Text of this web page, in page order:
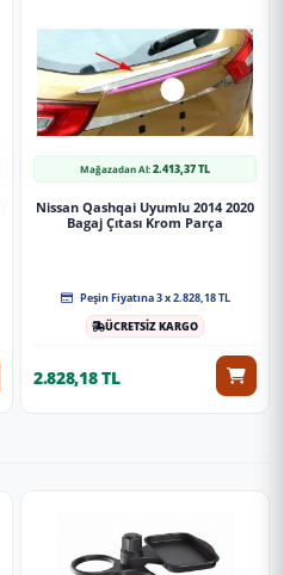
Mağazadan Al:2.413,37 TL
Nissan Qashqai Uyumlu 2014 2020
Bagaj Çıtası Krom Parça
Peşin Fiyatına 3 x 2.828,18 TL
ÜCRETSİZ KARGO
2.828,18 TL